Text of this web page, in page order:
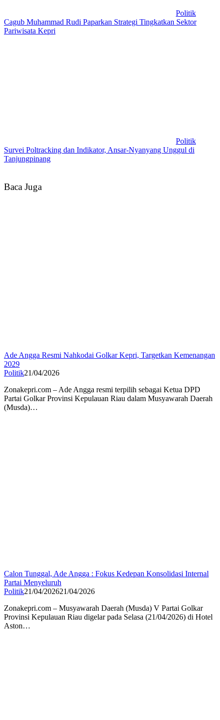
Politik
Cagub Muhammad Rudi Paparkan Strategi Tingkatkan Sektor
Pariwisata Kepri
Politik
Survei Poltracking dan Indikator, Ansar-Nyanyang Unggul di
Tanjungpinang
Baca Juga
Ade Angga Resmi Nahkodai Golkar Kepri, Targetkan Kemenangan
2029
Politik21/04/2026
Zonakepri.com – Ade Angga resmi terpilih sebagai Ketua DPD
Partai Golkar Provinsi Kepulauan Riau dalam Musyawarah Daerah
(Musda)…
Calon Tunggal, Ade Angga : Fokus Kedepan Konsolidasi Internal
Partai Menyeluruh
Politik21/04/202621/04/2026
Zonakepri.com – Musyawarah Daerah (Musda) V Partai Golkar
Provinsi Kepulauan Riau digelar pada Selasa (21/04/2026) di Hotel
Aston…